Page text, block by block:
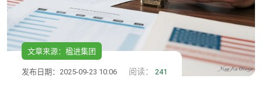
文章来源：楹进集团
发布日期：2025-09-23 10:06 阅读： 241